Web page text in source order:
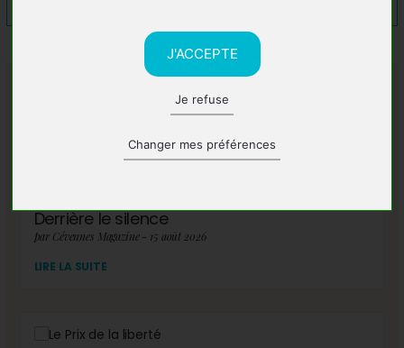
J'ACCEPTE
Je refuse
Changer mes préférences
A lire également
Derrière le silence
par Cévennes Magazine - 15 août 2026
LIRE LA SUITE